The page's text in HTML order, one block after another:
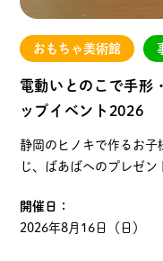
おもちゃ美術館
電動いとのこで手形
ップイベント2026
静岡のヒノキで作るお子
じ、ばあばへのプレゼ
すので、でき上がるまで
開催日：
2026年8月16日（日）